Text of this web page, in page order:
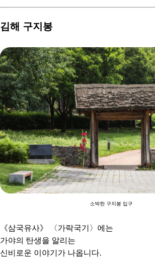
김해 구지봉
소박한 구지봉 입구
《삼국유사》 〈가락국기〉에는
가야의 탄생을 알리는
신비로운 이야기가 나옵니다.